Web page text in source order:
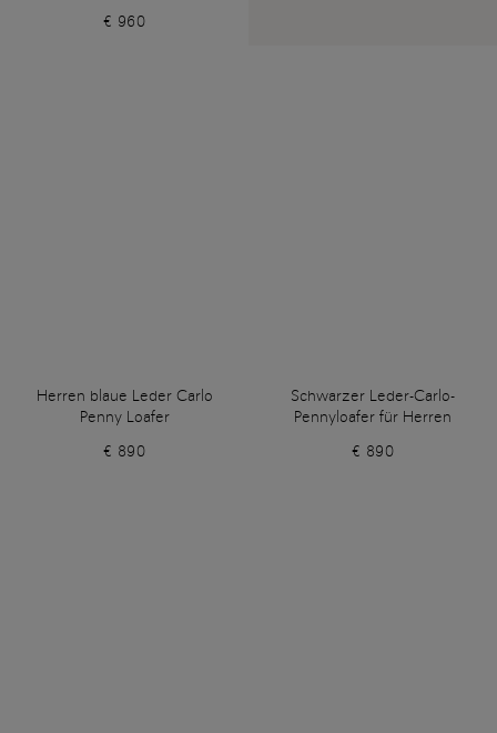
€ 960
Herren blaue Leder Carlo
Penny Loafer
€ 890
Schwarzer Leder-Carlo-
Pennyloafer für Herren
€ 890